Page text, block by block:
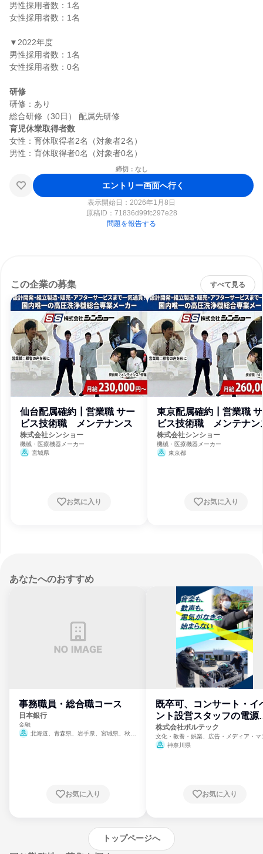
男性採用者数：1名
女性採用者数：1名
▼2022年度
男性採用者数：1名
女性採用者数：0名
研修
研修：あり
育児休業取得者数
女性：育休取得者2名（対象者2名）
締切：なし
エントリー画面へ行く
表示開始日：2026年1月8日
原稿ID： 71836d99fc297e28
問題を報告する
この企業の募集 すべて見る
仙台配属確約┃営業職 サー
ビス技術職 メンテナンス
株式会社シンショー
機械・医療機器メーカー
宮城県
お気に入り
東京配属確約┃営業職
ビス技術職 メンテナン
株式会社シンショー
機械・医療機器メーカー
東京都
お気に入り
あなたへのおすすめ
事務職員・総合職コース
日本銀行
金融
北海道、青森県、岩手県、宮城県、秋田
崎県、熊本県、大分県、宮崎県、鹿児島県、
お気に入り
既卒可、コンサート・イ
ント設営スタッフの電源
門
株式会社ボルテック
文化・教養・娯楽、広告・メディア・マ
ミ、電力・ガス・水道・エネルギー
神奈川県
お気に入り
トップページへ